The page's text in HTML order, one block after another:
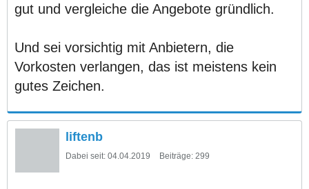
gut und vergleiche die Angebote gründlich.
Und sei vorsichtig mit Anbietern, die
Vorkosten verlangen, das ist meistens kein
gutes Zeichen.
liftenb
Dabei seit: 04.04.2019 Beiträge: 299